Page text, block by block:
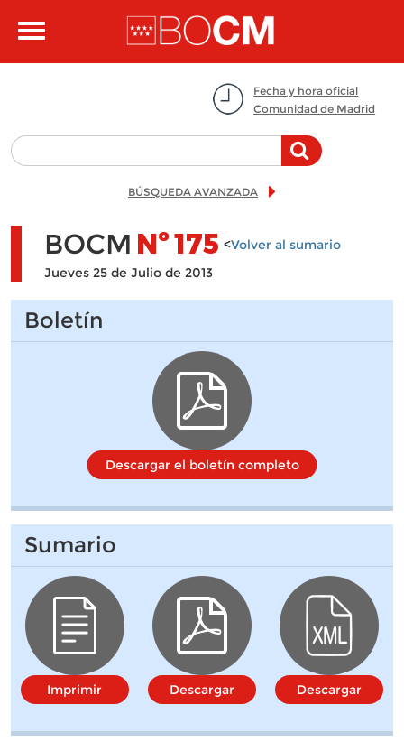
Toggle
Fecha y hora oficial
Comunidad de Madrid
BÚSQUEDA AVANZADA
BOCM Nº175 <Volver al sumario
Jueves 25 de Julio de 2013
Boletín
Descargar el boletín completo
Sumario
Imprimir Descargar Descargar